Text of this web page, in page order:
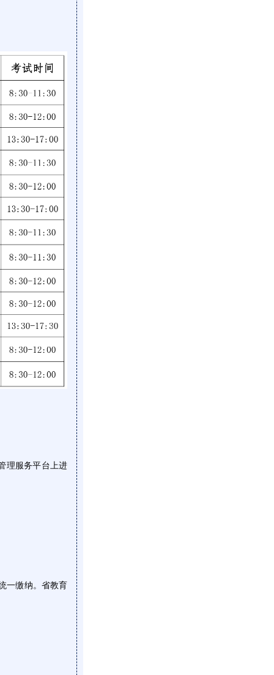
理服务平台上进
一缴纳。省教育